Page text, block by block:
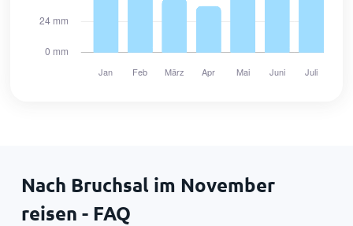
Nach Bruchsal im November
reisen - FAQ